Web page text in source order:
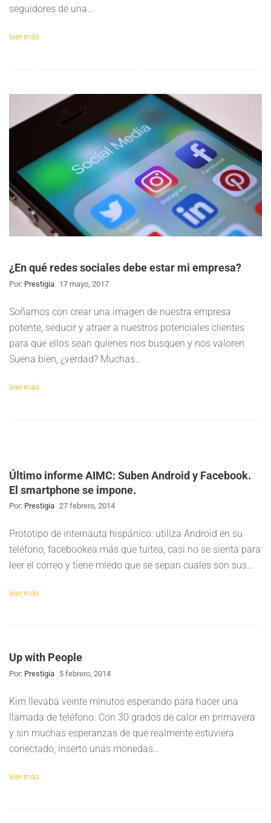
seguidores de una…
leer más
¿En qué redes sociales debe estar mi empresa?
Por: Prestigia 17 mayo, 2017
Soñamos con crear una imagen de nuestra empresa
potente, seducir y atraer a nuestros potenciales clientes
para que ellos sean quienes nos busquen y nos valoren.
Suena bien, ¿verdad? Muchas…
leer más
Último informe AIMC: Suben Android y Facebook.
El smartphone se impone.
Por: Prestigia 27 febrero, 2014
Prototipo de internauta hispánico: utiliza Android en su
teléfono, facebookea más que tuitea, casi no se sienta para
leer el correo y tiene miedo que se sepan cuales son sus…
leer más
Up with People
Por: Prestigia 5 febrero, 2014
Kim llevaba veinte minutos esperando para hacer una
llamada de teléfono. Con 30 grados de calor en primavera
y sin muchas esperanzas de que realmente estuviera
conectado, insertó unas monedas…
leer más